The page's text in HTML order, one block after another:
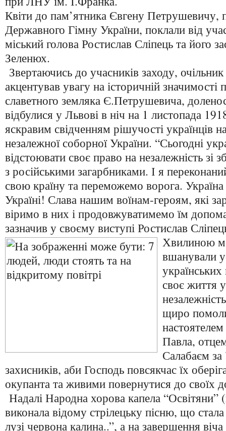
Квіти до пам’ятника Євгену Петрушевичу,
Державного Гімну України, поклали від
міський голова Ростислав Сліпець та його
Зеленюх.
Звертаючись до учасників заходу,
акцентував увагу на історичній значимості
славетного земляка Є.Петрушевича,
відбулися у Львові в ніч на 1 листопада
яскравим свідченням рішучості українців
незалежної соборної України. “Сьогодні
відстоювати своє право на незалежність зі
з російськими загарбниками. І я
свою країну та переможемо ворога.
Україні! Слава нашим воїнам-героям, які
віримо в них і продовжуватимемо їм
зазначив у своєму виступі Ростислав
Хвилиною
вшанували
українських
своє життя
щиро
Павла,
Салабаєм
захисників, аби Господь повсякчас їх
окупанта та живими повернутися до своїх
Надалі Народна хорова капела
виконала відому стрілецьку пісню, що
лузі червона калина..”, а на завершення